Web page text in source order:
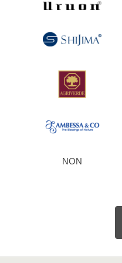
NON